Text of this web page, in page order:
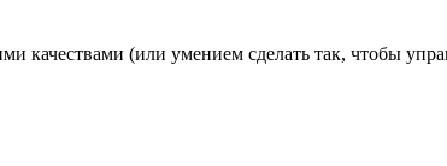
качествами (или умением сделать так, чтобы